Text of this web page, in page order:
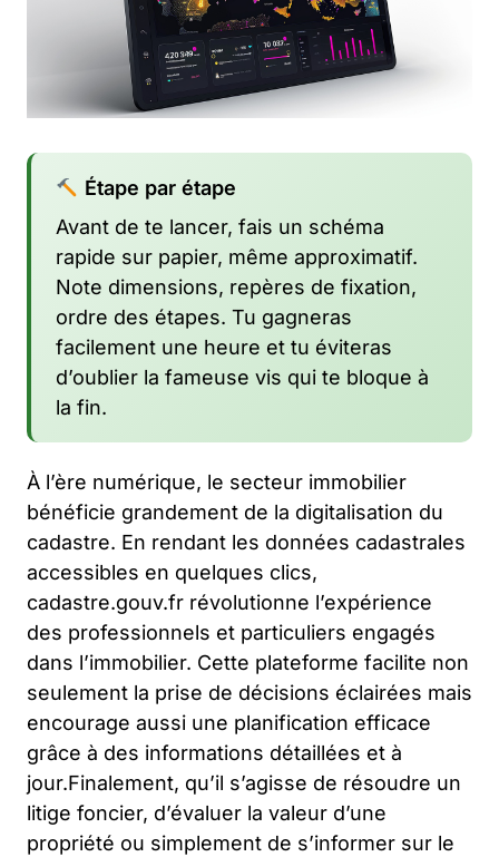
Étape par étape
Avant de te lancer, fais un schéma
rapide sur papier, même approximatif.
Note dimensions, repères de fixation,
ordre des étapes. Tu gagneras
facilement une heure et tu éviteras
d’oublier la fameuse vis qui te bloque à
la fin.
À l’ère numérique, le secteur immobilier
bénéficie grandement de la digitalisation du
cadastre. En rendant les données cadastrales
accessibles en quelques clics,
cadastre.gouv.fr révolutionne l’expérience
des professionnels et particuliers engagés
dans l’immobilier. Cette plateforme facilite non
seulement la prise de décisions éclairées mais
encourage aussi une planification efficace
grâce à des informations détaillées et à
jour.Finalement, qu’il s’agisse de résoudre un
litige foncier, d’évaluer la valeur d’une
propriété ou simplement de s’informer sur le